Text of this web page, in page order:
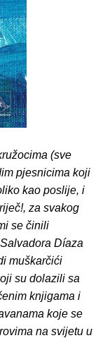
(sve
pjesnicima koji
kao poslije, i
za svakog
se činili
Díaza
muškarčići
su dolazili sa
knjigama i
koje se
na svijetu u